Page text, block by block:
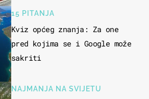
15 PITANJA
Kviz općeg znanja: Za one
pred kojima se i Google može
sakriti
NAJMANJA NA SVIJETU